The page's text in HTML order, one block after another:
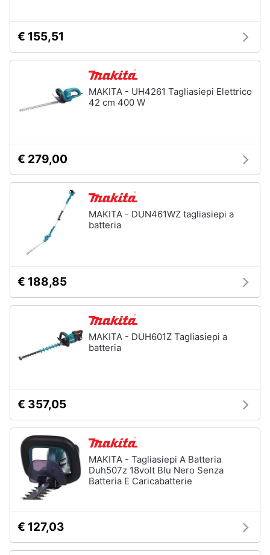
€ 155,51
MAKITA - UH4261 Tagliasiepi Elettrico
42 cm 400 W
€ 279,00
MAKITA - DUN461WZ tagliasiepi a
batteria
€ 188,85
MAKITA - DUH601Z Tagliasiepi a
batteria
€ 357,05
MAKITA - Tagliasiepi A Batteria
Duh507z 18volt Blu Nero Senza
Batteria E Caricabatterie
€ 127,03